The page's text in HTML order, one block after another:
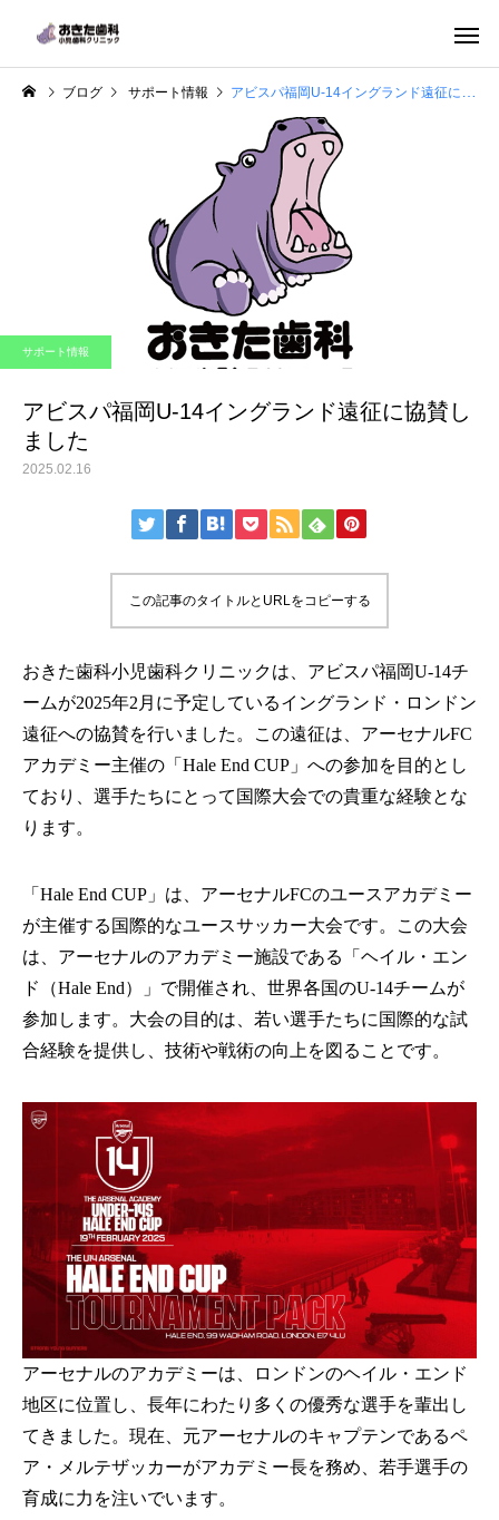
一般歯科
ブログ サポート情報 アビスパ福岡U-14イングランド遠征に協賛しました
サポート情報
アビスパ福岡U-14イングランド遠征に協賛し
ました
2025.02.16
この記事のタイトルとURLをコピーする
おきた歯科小児歯科クリニックは、アビスパ福岡U-14チ
ームが2025年2月に予定しているイングランド・ロンドン
遠征への協賛を行いました。この遠征は、アーセナルFC
アカデミー主催の「Hale End CUP」への参加を目的とし
ており、選手たちにとって国際大会での貴重な経験とな
ります。
「Hale End CUP」は、アーセナルFCのユースアカデミー
が主催する国際的なユースサッカー大会です。この大会
は、アーセナルのアカデミー施設である「ヘイル・エン
ド（Hale End）」で開催され、世界各国のU-14チームが
参加します。大会の目的は、若い選手たちに国際的な試
合経験を提供し、技術や戦術の向上を図ることです。
アーセナルのアカデミーは、ロンドンのヘイル・エンド
地区に位置し、長年にわたり多くの優秀な選手を輩出し
てきました。現在、元アーセナルのキャプテンであるペ
ア・メルテザッカーがアカデミー長を務め、若手選手の
育成に力を注いでいます。